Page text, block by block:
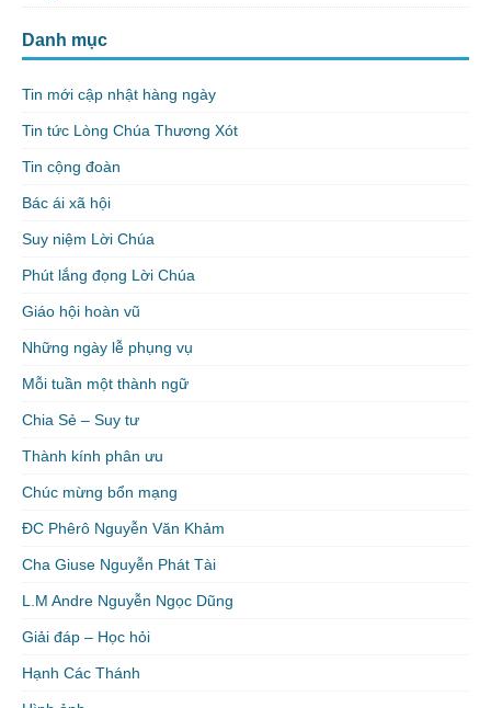
Danh mục
Tin mới cập nhật hàng ngày
Tin tức Lòng Chúa Thương Xót
Tin cộng đoàn
Bác ái xã hội
Suy niệm Lời Chúa
Phút lắng đọng Lời Chúa
Giáo hội hoàn vũ
Những ngày lễ phụng vụ
Mỗi tuần một thành ngữ
Chia Sẻ – Suy tư
Thành kính phân ưu
Chúc mừng bổn mạng
ĐC Phêrô Nguyễn Văn Khảm
Cha Giuse Nguyễn Phát Tài
L.M Andre Nguyễn Ngọc Dũng
Giải đáp – Học hỏi
Hạnh Các Thánh